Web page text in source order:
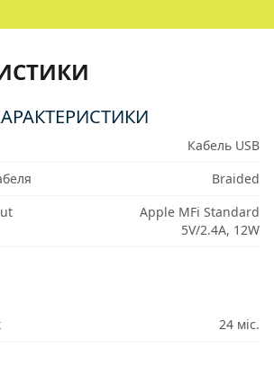
Кабель USB
Braided
Apple MFi Standard
5V/2.4A, 12W
24 міс.